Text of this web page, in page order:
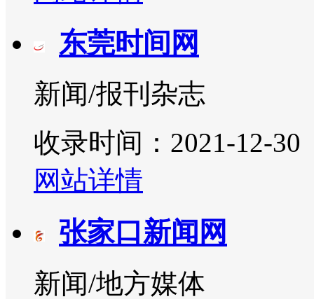
东莞时间网
新闻/报刊杂志
收录时间：2021-12-30
网站详情
张家口新闻网
新闻/地方媒体